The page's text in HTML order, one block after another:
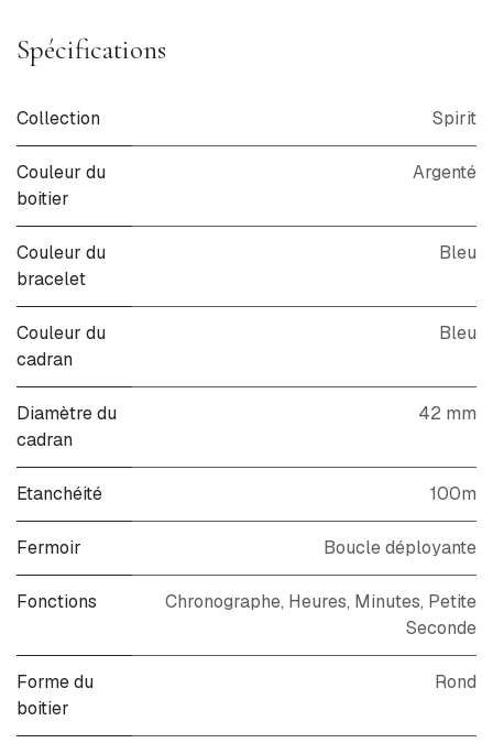
Spécifications
Collection Spirit
Couleur du
boitier
Argenté
Couleur du
bracelet
Bleu
Couleur du
cadran
Bleu
Diamètre du
cadran
42 mm
Etanchéité 100m
Fermoir Boucle déployante
Fonctions
Chronographe, Heures, Minutes, Petite
Seconde
Forme du
boitier
Rond